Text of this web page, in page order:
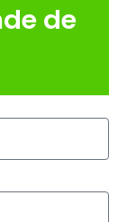
de